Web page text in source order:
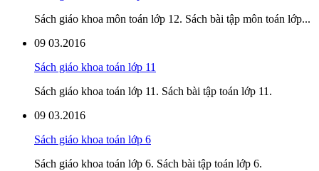
Sách giáo khoa môn toán lớp 12. Sách bài tập môn toán lớp...
09 03.2016
Sách giáo khoa toán lớp 11
Sách giáo khoa toán lớp 11. Sách bài tập toán lớp 11.
09 03.2016
Sách giáo khoa toán lớp 6
Sách giáo khoa toán lớp 6. Sách bài tập toán lớp 6.